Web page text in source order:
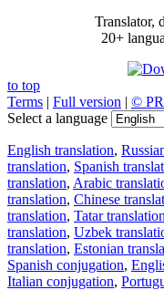
Translator,
20+
to top
Terms | Full version | ©
Select a language
English translation,
translation, Spanish
translation, Arabic
translation, Chinese
translation, Tatar translation
translation, Uzbek
translation, Estonian
Spanish conjugation,
Italian conjugation,